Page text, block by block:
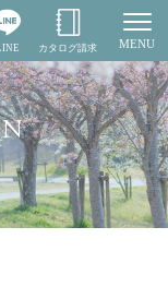
MENU
カタログ請求